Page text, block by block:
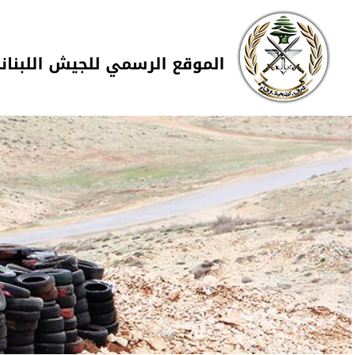
تجاوز إلى المحتوى الرئيسي
Skip to navigation